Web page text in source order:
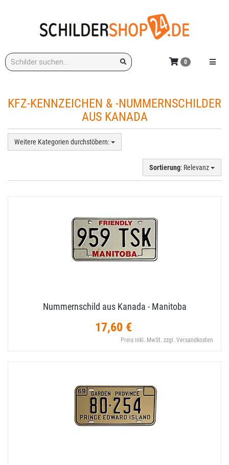
Stichwort: Menü
0
KFZ-KENNZEICHEN & -NUMMERNSCHILDER
AUS KANADA
Weitere Kategorien durchstöbern:
Sortierung: Relevanz
Nummernschild aus Kanada - Manitoba
17,60 €
Preis inkl. MwSt. zzgl. Versandkosten